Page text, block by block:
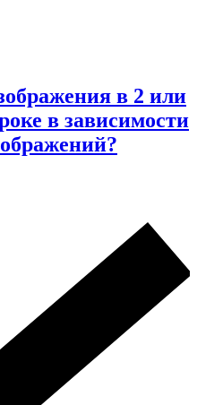
в 2 или
в зависимости